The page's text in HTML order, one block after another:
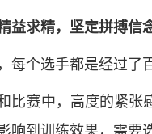
益求精，坚定拼搏信
每个选手都是经过了
比赛中，高度的紧张